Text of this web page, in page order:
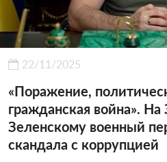
22/11/2025
«Поражение,
гражданская война».
Зеленскому военный
скандала с коррупцией